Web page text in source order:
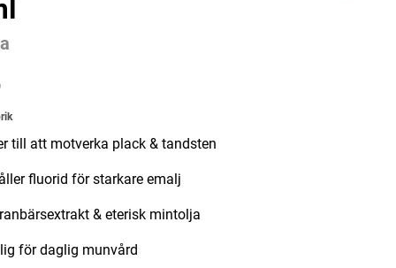
till att motverka plack & tandsten
fluorid för starkare emalj
& eterisk mintolja
för daglig munvård